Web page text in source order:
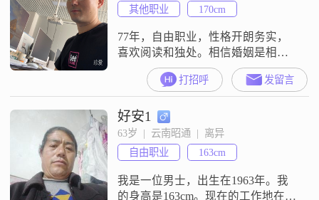
其他职业
170cm
77年，自由职业，性格开朗务实，
喜欢阅读和独处。相信婚姻是相濡
以沫的陪伴，寻找能共享平凡温馨
的另一半。希望TA善良体贴，有共
同的生活理念，期待早日与你相
遇。
打招呼 发留言
好安1
63岁  |  云南昭通  |  离异
自由职业
163cm
我是一位男士，出生在1963年。我
的身高是163cm。现在的工作地在昭